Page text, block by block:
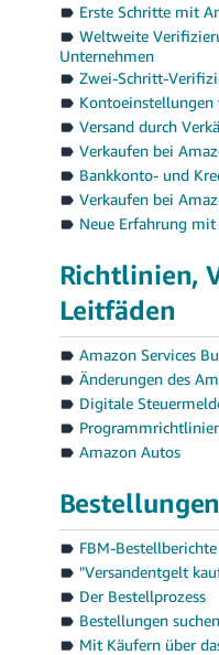
Erste Schritte mit
Weltweite
Unternehmen
Zwei-Schritt-
Kontoeinstellungen
Versand durch
Verkaufen bei
Bankkonto- und
Verkaufen bei
Neue Erfahrung mit
Richtlinien,
Leitfäden
Amazon Services
Änderungen des
Digitale
Amazon Autos
FBM-Bestellberichte
"Versandentgelt
Der Bestellprozess
Bestellungen suchen
Mit Käufern über